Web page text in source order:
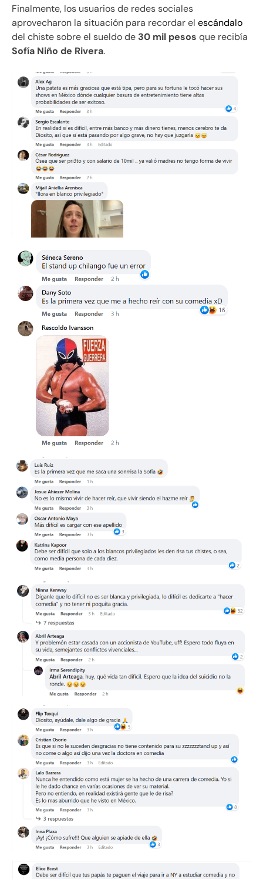
Finalmente, los usuarios de redes sociales
aprovecharon la situación para recordar el escándalo
del chiste sobre el sueldo de 30 mil pesos que recibía
Sofía Niño de Rivera.